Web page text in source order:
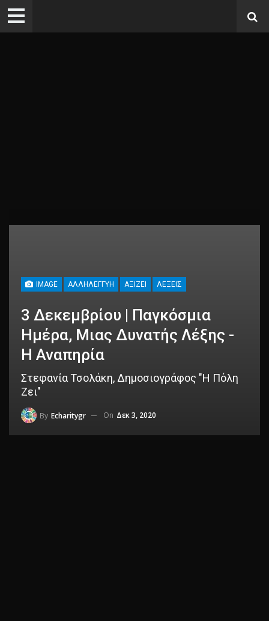
IMAGE ΑΛΛΗΛΕΓΓΎΗ ΑΞΊΖΕΙ ΛΈΞΕΙΣ
3 Δεκεμβρίου | Παγκόσμια
Ημέρα, Μιας Δυνατής Λέξης -
Η Αναπηρία
Στεφανία Τσολάκη, Δημοσιογράφος "Η Πόλη
Ζει"
By Echaritygr On Δεκ 3, 2020